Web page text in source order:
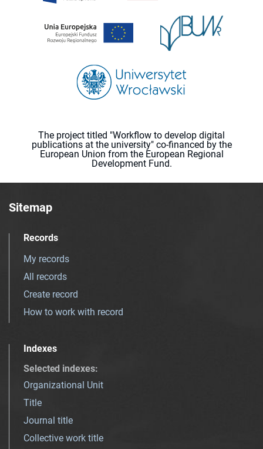
The project titled "Workflow to develop digital
publications at the university" co-financed by the
European Union from the European Regional
Development Fund.
Sitemap
Records
My records
All records
Create record
How to work with record
Indexes
Selected indexes:
Organizational Unit
Title
Journal title
Collective work title